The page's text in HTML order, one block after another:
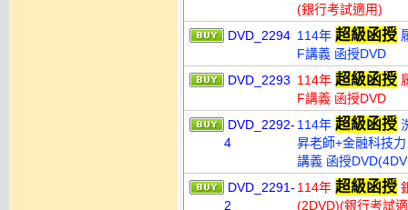
(銀行考試適用)
DVD_2294 114年 超級函授
F講義 函授DVD
DVD_2293 114年 超級函授
F講義 函授DVD
DVD_2292-
4
114年 超級函授
昇老師+金融科技
講義 函授
DVD_2291-
2
114年 超級函授
(2DVD)(銀行考試